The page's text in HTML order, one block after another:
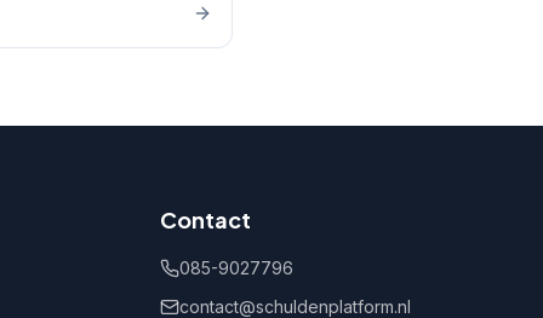
Contact
085-9027796
contact@schuldenplatform.nl